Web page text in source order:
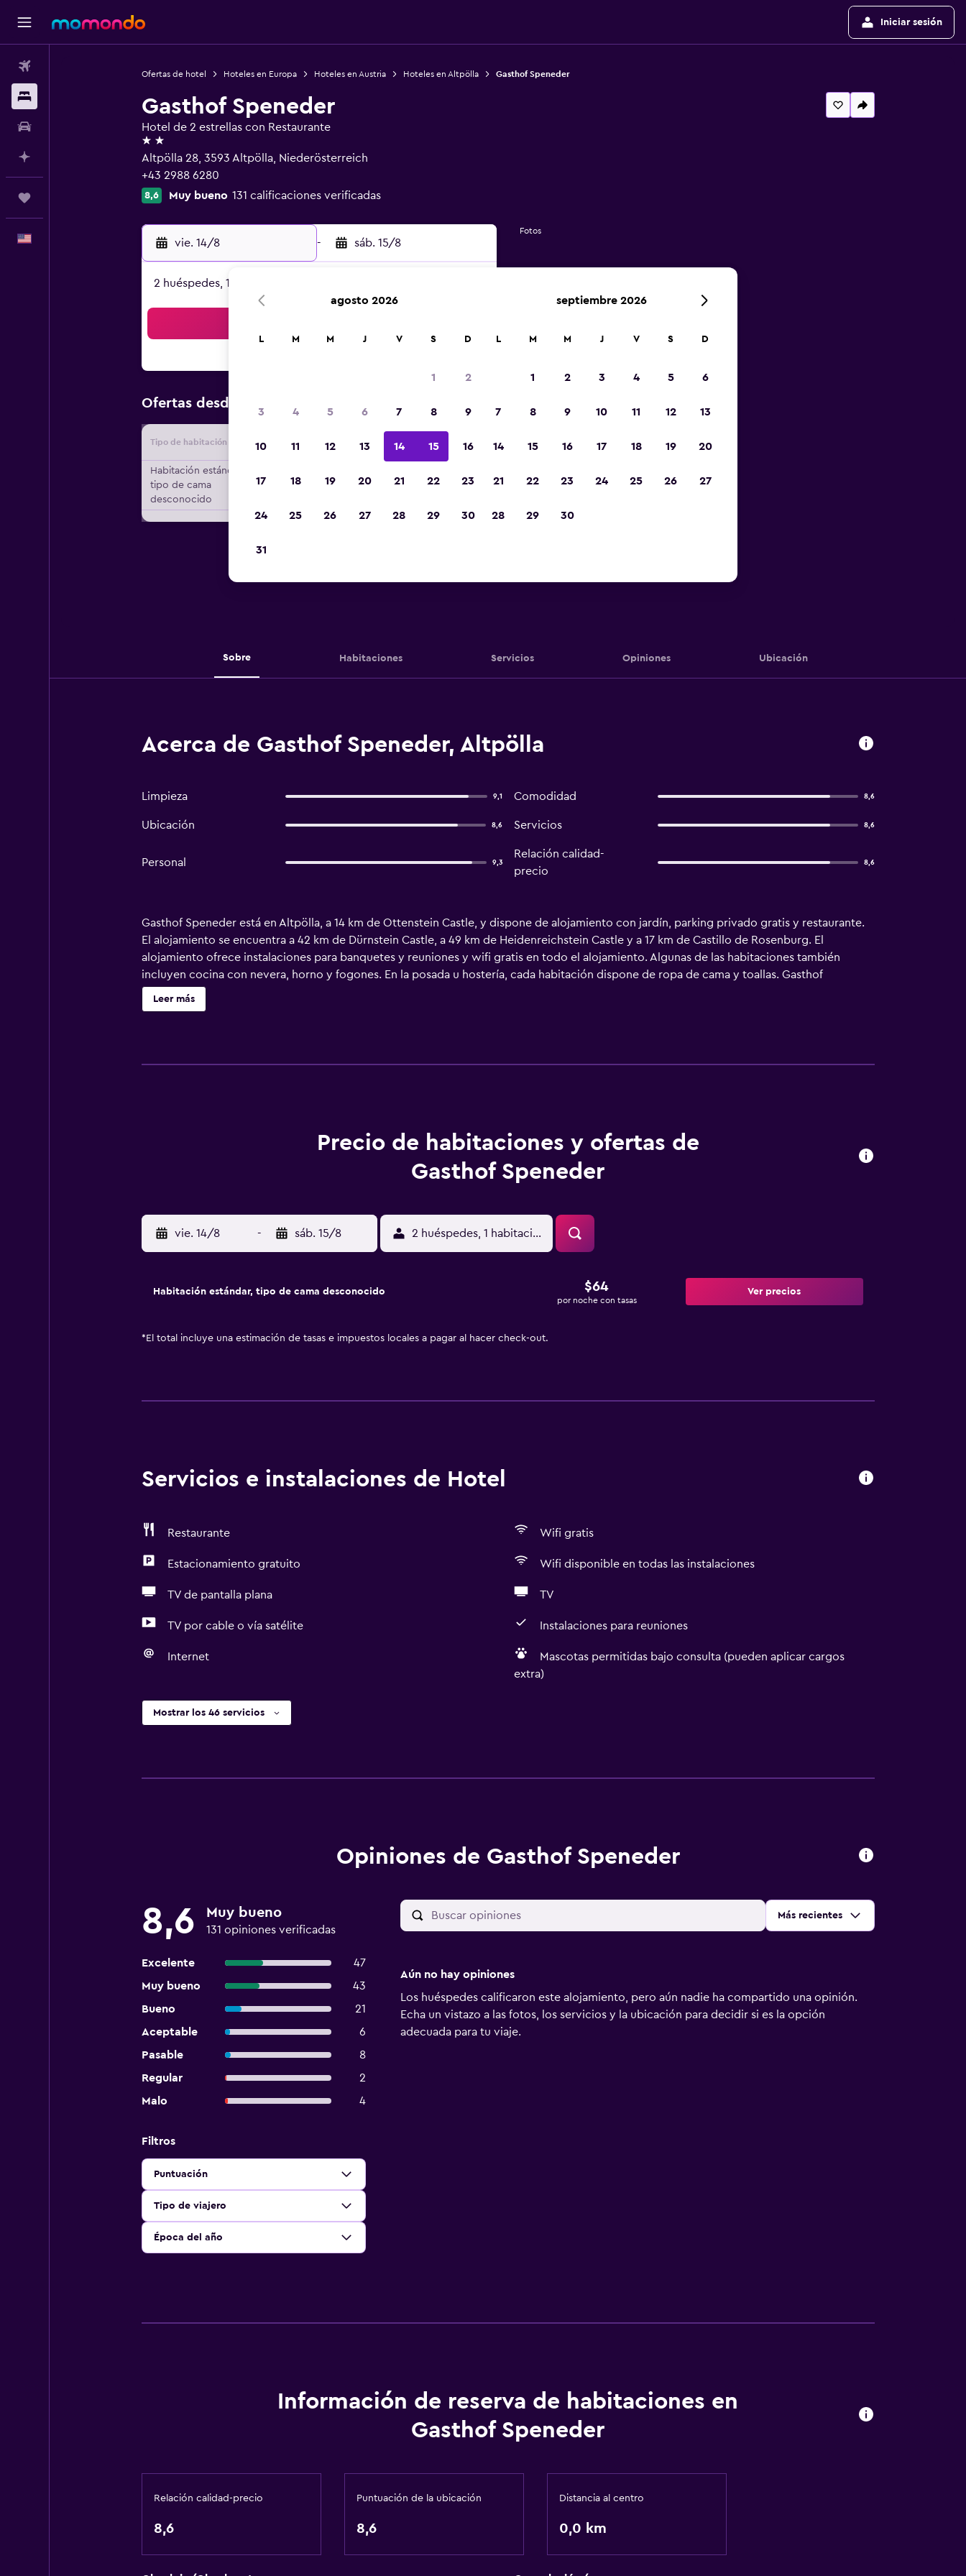
Iniciar sesión
Ofertas de hotel Hoteles en Europa Hoteles en Austria Hoteles en Altpölla Gasthof Speneder
Gasthof Speneder
Hotel de 2 estrellas con Restaurante
2 estrellas
Altpölla 28, 3593 Altpölla, Niederösterreich
+43 2988 6280
8,6 Muy bueno 131 calificaciones verificadas
vie. 14/8 - sáb. 15/8
2 huéspedes, 1 habitación
Ofertas desde
Tipo de habitación Proveedor Total noche
Habitación estándar,
tipo de cama
desconocido
$64 Ver oferta
Fotos
Sobre Habitaciones Servicios Opiniones Ubicación
Acerca de Gasthof Speneder, Altpölla
Limpieza 9,1 Comodidad 8,6
Ubicación 8,6 Servicios 8,6
Personal 9,3
Relación calidad-
precio
8,6
Gasthof Speneder está en Altpölla, a 14 km de Ottenstein Castle, y dispone de alojamiento con jardín, parking privado gratis y restaurante.
El alojamiento se encuentra a 42 km de Dürnstein Castle, a 49 km de Heidenreichstein Castle y a 17 km de Castillo de Rosenburg. El
alojamiento ofrece instalaciones para banquetes y reuniones y wifi gratis en todo el alojamiento. Algunas de las habitaciones también
incluyen cocina con nevera, horno y fogones. En la posada u hostería, cada habitación dispone de ropa de cama y toallas. Gasthof
Speneder ofrece desayuno a la carta o continental. La zona es ideal para practicar senderismo y ciclismo, y en el alojamiento hay alquiler de
bicicletas. Zwettl Abbey está a 30 km del alojamiento.
Leer más
Precio de habitaciones y ofertas de
Gasthof Speneder
vie. 14/8 - sáb. 15/8 2 huéspedes, 1 habitación
Habitación estándar, tipo de cama desconocido $64
por noche con tasas
Ver precios
* El total incluye una estimación de tasas e impuestos locales a pagar al hacer check-out.
Servicios e instalaciones de Hotel
Restaurante Wifi gratis
Estacionamiento gratuito Wifi disponible en todas las instalaciones
TV de pantalla plana TV
TV por cable o vía satélite Instalaciones para reuniones
Internet
Mascotas permitidas bajo consulta (pueden aplicar cargos
extra)
Mostrar los 46 servicios
Opiniones de Gasthof Speneder
8,6 Muy bueno
131 opiniones verificadas
Excelente
47
Muy bueno
43
Bueno
21
Aceptable
6
Pasable
8
Regular
2
Malo
4
Ordenar por:
Más recientes
Filtros
Puntuación
Tipo de viajero
Época del año
Aún no hay opiniones
Los huéspedes calificaron este alojamiento, pero aún nadie ha compartido una opinión.
Echa un vistazo a las fotos, los servicios y la ubicación para decidir si es la opción
adecuada para tu viaje.
Información de reserva de habitaciones en
Gasthof Speneder
Relación calidad-precio
8,6
Puntuación de la ubicación
8,6
Distancia al centro
0,0 km
agosto 2026
L M M J V S D
1 2
3 4 5 6 7 8 9
10 11 12 13 14 15 16
17 18 19 20 21 22 23
24 25 26 27 28 29 30
31
septiembre 2026
L M M J V S D
1 2 3 4 5 6
7 8 9 10 11 12 13
14 15 16 17 18 19 20
21 22 23 24 25 26 27
28 29 30